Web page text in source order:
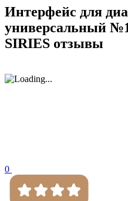
Интерфейс для
универсальный
SIRIES отзывы
0